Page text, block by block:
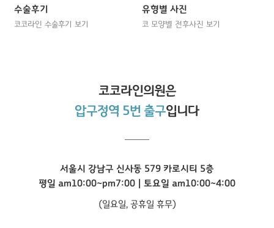
수술후기
코코라인 수술후기 보기
유형별 사진
코 모양별 전후사진 보기
코코라인의원은
압구정역 5번 출구입니다
서울시 강남구 신사동 579 카로시티 5층
평일 am10:00~pm7:00 | 토요일 am10:00~4:00
(일요일, 공휴일 휴무)